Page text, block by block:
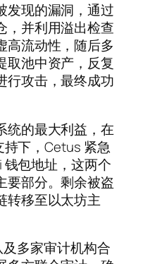
发现的漏洞，通过
，并利用溢出检查
高流动性，随后多
取池中资产，反复
行攻击，最终成功
统的最大利益，在
持下，Cetus 紧急
钱包地址，这两个
要部分。剩余被盗
转移至以太坊主
多家审计机构合